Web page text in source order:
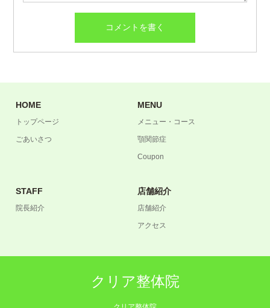
HOME
トップページ
ごあいさつ
MENU
メニュー・コース
顎関節症
Coupon
STAFF
院長紹介
店舗紹介
店舗紹介
アクセス
クリア整体院